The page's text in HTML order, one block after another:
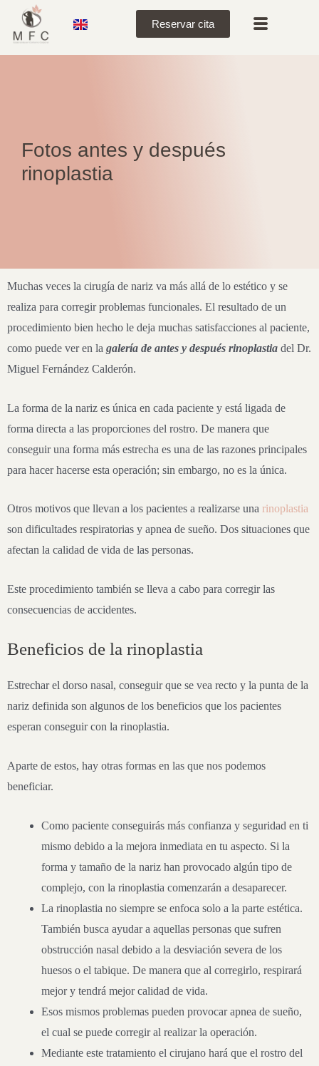
Reservar cita
Fotos antes y después
rinoplastia
Muchas veces la cirugía de nariz va más allá de lo estético y se
realiza para corregir problemas funcionales. El resultado de un
procedimiento bien hecho le deja muchas satisfacciones al paciente,
como puede ver en la galería de antes y después rinoplastia del Dr.
Miguel Fernández Calderón.
La forma de la nariz es única en cada paciente y está ligada de
forma directa a las proporciones del rostro. De manera que
conseguir una forma más estrecha es una de las razones principales
para hacer hacerse esta operación; sin embargo, no es la única.
Otros motivos que llevan a los pacientes a realizarse una rinoplastia
son dificultades respiratorias y apnea de sueño. Dos situaciones que
afectan la calidad de vida de las personas.
Este procedimiento también se lleva a cabo para corregir las
consecuencias de accidentes.
Beneficios de la rinoplastia
Estrechar el dorso nasal, conseguir que se vea recto y la punta de la
nariz definida son algunos de los beneficios que los pacientes
esperan conseguir con la rinoplastia.
Aparte de estos, hay otras formas en las que nos podemos
beneficiar.
Como paciente conseguirás más confianza y seguridad en ti
mismo debido a la mejora inmediata en tu aspecto. Si la
forma y tamaño de la nariz han provocado algún tipo de
complejo, con la rinoplastia comenzarán a desaparecer.
La rinoplastia no siempre se enfoca solo a la parte estética.
También busca ayudar a aquellas personas que sufren
obstrucción nasal debido a la desviación severa de los
huesos o el tabique. De manera que al corregirlo, respirará
mejor y tendrá mejor calidad de vida.
Esos mismos problemas pueden provocar apnea de sueño,
el cual se puede corregir al realizar la operación.
Mediante este tratamiento el cirujano hará que el rostro del